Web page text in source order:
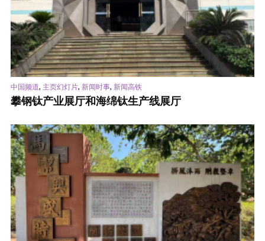
中国频道, 主页幻灯片, 新闻时事, 新闻高铁
攀钢钛产业展厅和海绵钛生产线展厅